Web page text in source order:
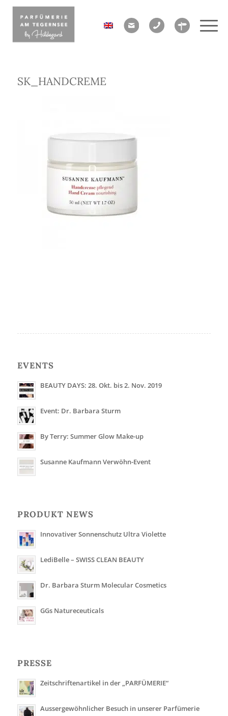
SK_HANDCREME
EVENTS
BEAUTY DAYS: 28. Okt. bis 2. Nov. 2019
Event: Dr. Barbara Sturm
By Terry: Summer Glow Make-up
Susanne Kaufmann Verwöhn-Event
PRODUKT NEWS
Innovativer Sonnenschutz Ultra Violette
LediBelle – SWISS CLEAN BEAUTY
Dr. Barbara Sturm Molecular Cosmetics
GGs Natureceuticals
PRESSE
Zeitschriftenartikel in der „PARFÜMERIE“
Aussergewöhnlicher Besuch in unserer Parfümerie